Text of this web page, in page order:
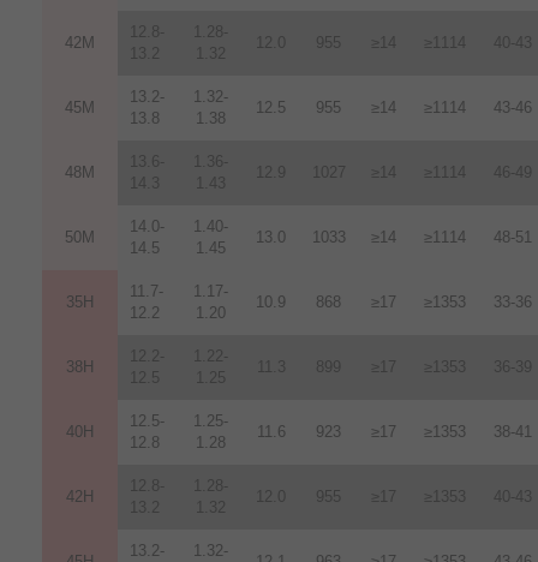
42M
12.8-
13.2
1.28-
1.32
12.0 955 ≥14 ≥1114 40-43
45M
13.2-
13.8
1.32-
1.38
12.5 955 ≥14 ≥1114 43-46
48M
13.6-
14.3
1.36-
1.43
12.9 1027 ≥14 ≥1114 46-49
50M
14.0-
14.5
1.40-
1.45
13.0 1033 ≥14 ≥1114 48-51
35H
11.7-
12.2
1.17-
1.20
10.9 868 ≥17 ≥1353 33-36
38H
12.2-
12.5
1.22-
1.25
11.3 899 ≥17 ≥1353 36-39
40H
12.5-
12.8
1.25-
1.28
11.6 923 ≥17 ≥1353 38-41
42H
12.8-
13.2
1.28-
1.32
12 0 955 ≥17 ≥1353 40-43
13.2-
1.32-